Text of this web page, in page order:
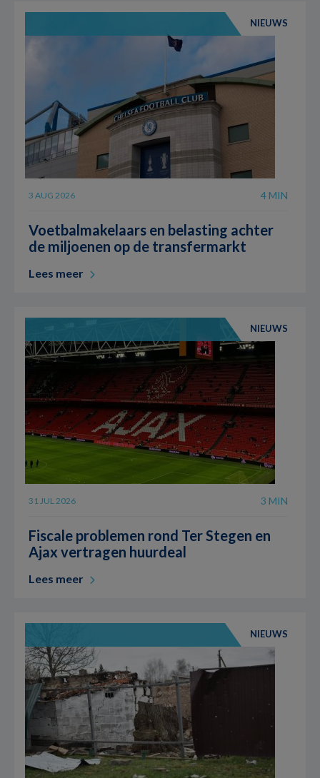
NIEUWS
3 AUG 2026 4 MIN
Voetbalmakelaars en belasting achter
de miljoenen op de transfermarkt
Lees meer
NIEUWS
31 JUL 2026 3 MIN
Fiscale problemen rond Ter Stegen en
Ajax vertragen huurdeal
Lees meer
NIEUWS